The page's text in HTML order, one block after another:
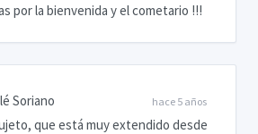
por la bienvenida y el cometario !!!
hace 5 años
Soriano
que está muy extendido desde